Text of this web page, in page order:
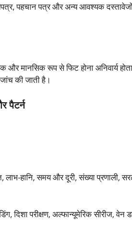
पहचान पत्र और अन्य आवश्यक
और मानसिक रूप से फिट होना अनिवार्य
की जाती है।
पैटर्न
लाभ-हानि, समय और दूरी, संख्या प्रणाली,
दिशा परीक्षण, अल्फान्यूमेरिक सीरीज, वेन